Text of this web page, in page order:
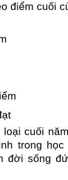
điểm cuối
loại cuối
trong
đời sống